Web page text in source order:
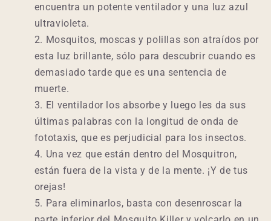
encuentra un potente ventilador y una luz azul
ultravioleta.
Mosquitos, moscas y polillas son atraídos por
esta luz brillante, sólo para descubrir cuando es
demasiado tarde que es una sentencia de
muerte.
El ventilador los absorbe y luego les da sus
últimas palabras con la longitud de onda de
fototaxis, que es perjudicial para los insectos.
Una vez que están dentro del Mosquitron,
están fuera de la vista y de la mente. ¡Y de tus
orejas!
Para eliminarlos, basta con desenroscar la